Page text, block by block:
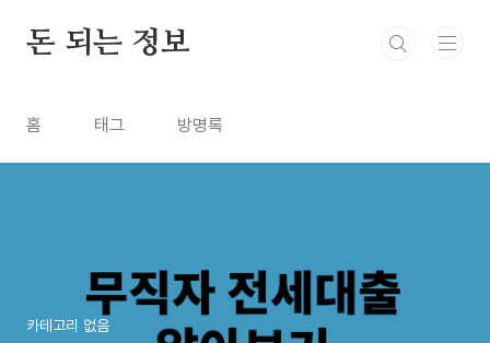
돈 되는 정보
홈 태그 방명록
카테고리 없음